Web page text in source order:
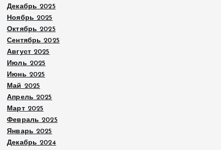
Декабрь 2025
Ноябрь 2025
Октябрь 2025
Сентябрь 2025
Август 2025
Июль 2025
Июнь 2025
Май 2025
Апрель 2025
Март 2025
Февраль 2025
Январь 2025
Декабрь 2024